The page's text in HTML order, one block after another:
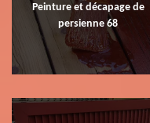
Peinture et décapage de
persienne 68